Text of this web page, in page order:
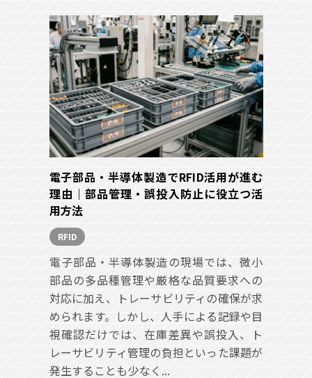
電子部品・半導体製造でRFID活用が進む
理由｜部品管理・誤投入防止に役立つ活
用方法
RFID
電子部品・半導体製造の現場では、微小
部品の多品種管理や厳格な品質要求への
対応に加え、トレーサビリティの確保が求
められます。しかし、人手による記録や目
視確認だけでは、在庫差異や誤投入、ト
レーサビリティ管理の負担といった課題が
発生することも少なく...